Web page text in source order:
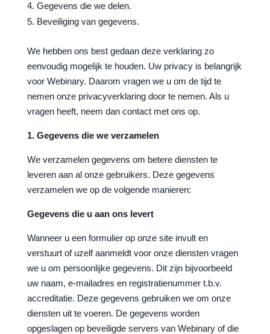
Gegevens die we delen.
Beveiliging van gegevens.
We hebben ons best gedaan deze verklaring zo
eenvoudig mogelijk te houden. Uw privacy is belangrijk
voor Webinary. Daarom vragen we u om de tijd te
nemen onze privacyverklaring door te nemen. Als u
vragen heeft, neem dan contact met ons op.
1. Gegevens die we verzamelen
We verzamelen gegevens om betere diensten te
leveren aan al onze gebruikers. Deze gegevens
verzamelen we op de volgende manieren:
Gegevens die u aan ons levert
Wanneer u een formulier op onze site invult en
verstuurt of uzelf aanmeldt voor onze diensten vragen
we u om persoonlijke gegevens. Dit zijn bijvoorbeeld
uw naam, e-mailadres en registratienummer t.b.v.
accreditatie. Deze gegevens gebruiken we om onze
diensten uit te voeren. De gegevens worden
opgeslagen op beveiligde servers van Webinary of die